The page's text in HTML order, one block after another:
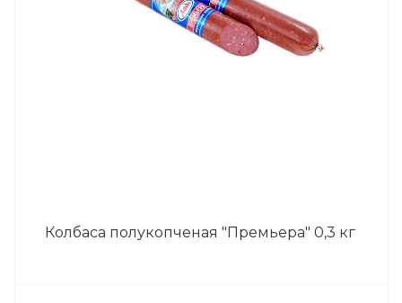
Колбаса полукопченая "Премьера" 0,3 кг